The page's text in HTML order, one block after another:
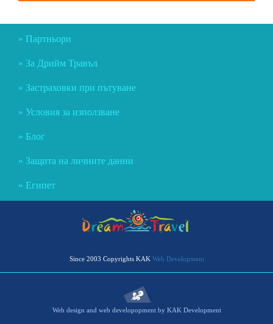
Партньори
За Дрийм Травъл
Застраховки при пътуване
Условия за използване
Блог
Защита на личните данни
Египет
Since 2003 Copyrights KAK Web Development
Web design and web developopment by KAK Development